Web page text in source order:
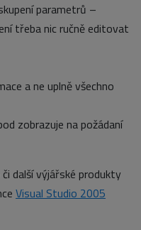
parametrů –
třeba nic ručně editovat
a ne uplně všechno
zobrazuje na požádaní
další výjářské produkty
Visual Studio 2005